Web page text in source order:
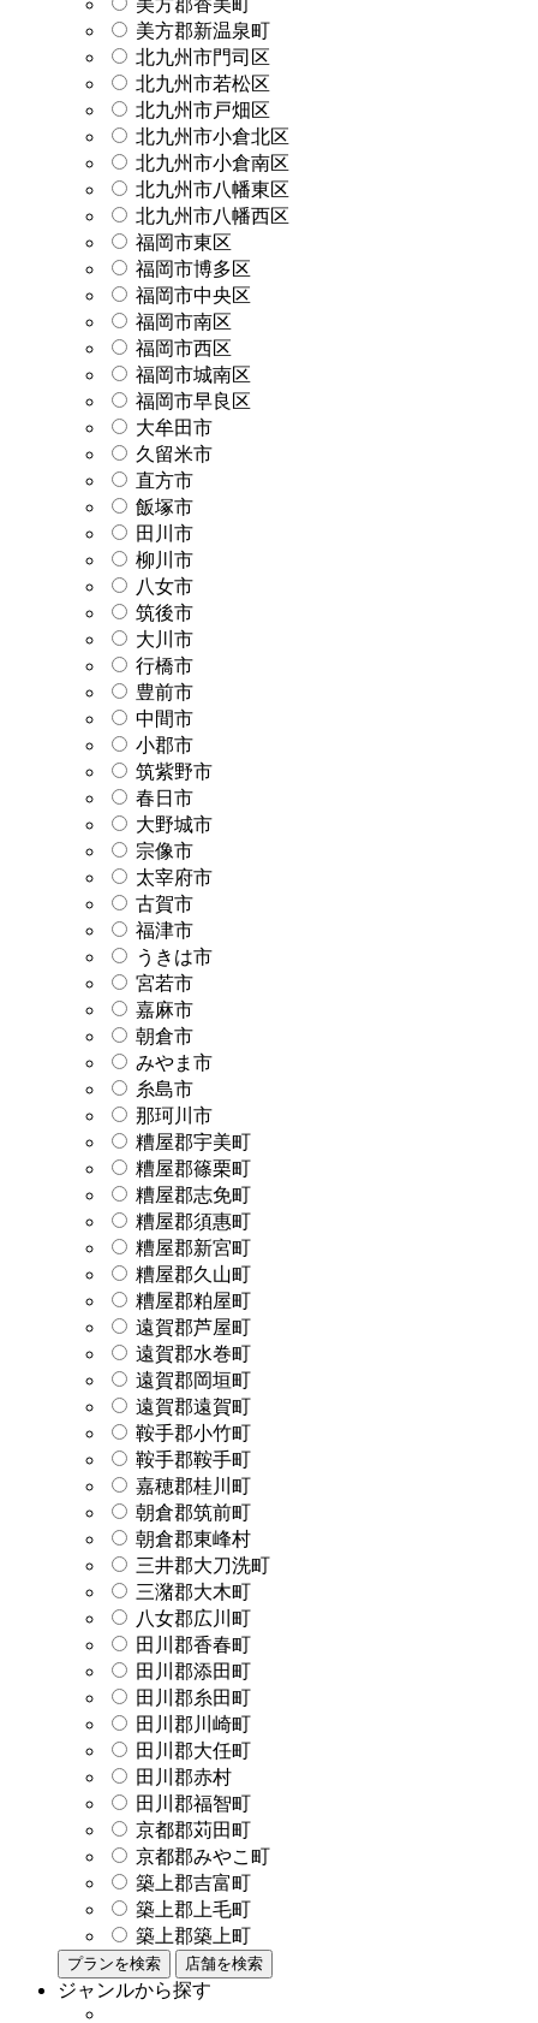
美方郡新温泉町
北九州市門司区
北九州市若松区
北九州市戸畑区
北九州市小倉北区
北九州市小倉南区
北九州市八幡東区
北九州市八幡西区
福岡市東区
福岡市博多区
福岡市中央区
福岡市南区
福岡市西区
福岡市城南区
福岡市早良区
大牟田市
久留米市
直方市
飯塚市
田川市
柳川市
八女市
筑後市
大川市
行橋市
豊前市
中間市
小郡市
筑紫野市
春日市
大野城市
宗像市
太宰府市
古賀市
福津市
うきは市
宮若市
嘉麻市
朝倉市
みやま市
糸島市
那珂川市
糟屋郡宇美町
糟屋郡篠栗町
糟屋郡志免町
糟屋郡須惠町
糟屋郡新宮町
糟屋郡久山町
糟屋郡粕屋町
遠賀郡芦屋町
遠賀郡水巻町
遠賀郡岡垣町
遠賀郡遠賀町
鞍手郡小竹町
鞍手郡鞍手町
嘉穂郡桂川町
朝倉郡筑前町
朝倉郡東峰村
三井郡大刀洗町
三潴郡大木町
八女郡広川町
田川郡香春町
田川郡添田町
田川郡糸田町
田川郡川崎町
田川郡大任町
田川郡赤村
田川郡福智町
京都郡苅田町
京都郡みやこ町
築上郡吉富町
築上郡上毛町
築上郡築上町
プランを検索 店舗を検索
ジャンルから探す